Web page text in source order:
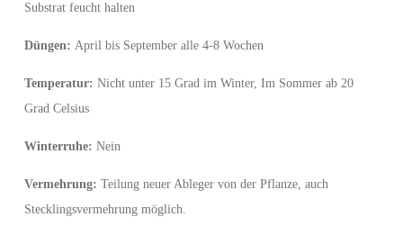
Substrat feucht halten
Düngen: April bis September alle 4-8 Wochen
Temperatur: Nicht unter 15 Grad im Winter, Im Sommer ab 20
Grad Celsius
Winterruhe: Nein
Vermehrung: Teilung neuer Ableger von der Pflanze, auch
Stecklingsvermehrung möglich.